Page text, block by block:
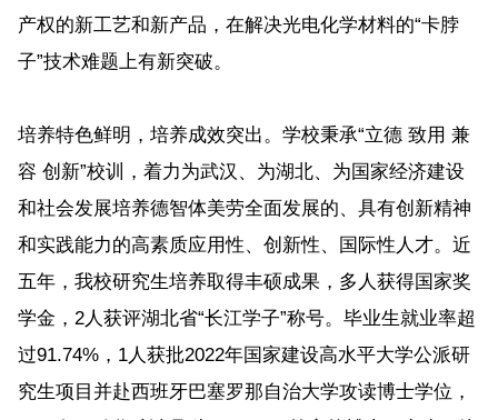
产权的新工艺和新产品，在解决光电化学材料的“卡脖
子”技术难题上有新突破。
培养特色鲜明，培养成效突出。学校秉承“立德 致用 兼
容 创新”校训，着力为武汉、为湖北、为国家经济建设
和社会发展培养德智体美劳全面发展的、具有创新精神
和实践能力的高素质应用性、创新性、国际性人才。近
五年，我校研究生培养取得丰硕成果，多人获得国家奖
学金，2人获评湖北省“长江学子”称号。毕业生就业率超
过91.74%，1人获批2022年国家建设高水平大学公派研
究生项目并赴西班牙巴塞罗那自治大学攻读博士学位，